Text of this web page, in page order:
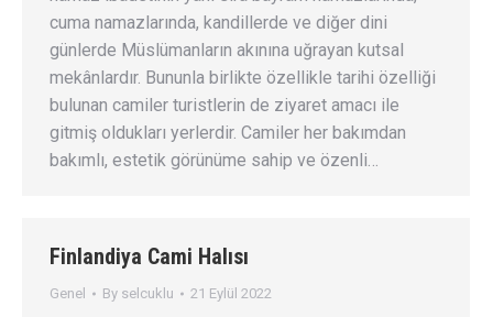
cuma namazlarında, kandillerde ve diğer dini
günlerde Müslümanların akınına uğrayan kutsal
mekânlardır. Bununla birlikte özellikle tarihi özelliği
bulunan camiler turistlerin de ziyaret amacı ile
gitmiş oldukları yerlerdir. Camiler her bakımdan
bakımlı, estetik görünüme sahip ve özenli…
Finlandiya Cami Halısı
Genel By selcuklu 21 Eylül 2022